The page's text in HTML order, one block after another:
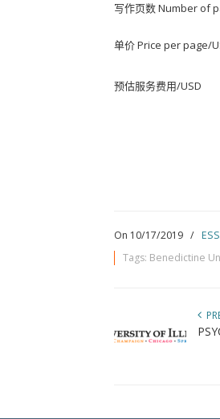
写作页数 Number of
单价 Price per page/
预估服务费用/USD
On 10/17/2019 /
Tags: Benedictine